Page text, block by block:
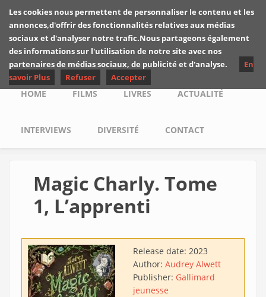
Skip to main content
Les critiques de
Yuyine
Main menu
HOME FILMS LIVRES ACTUALITÉ
INTERVIEWS DIVERSITÉ CONTACT
Magic Charly. Tome
1, L’apprenti
Release date: 2023
Author: Audrey Alwett
Publisher: Gallimard
jeunesse
Les cookies nous permettent de personnaliser le contenu et les
annonces,d'offrir des fonctionnalités relatives aux médias
sociaux et d'analyser notre trafic.Nous partageons également
des informations sur l'utilisation de notre site avec nos
partenaires de médias sociaux, de publicité et d'analyse.
En
savoir Plus
Refuser Accepter